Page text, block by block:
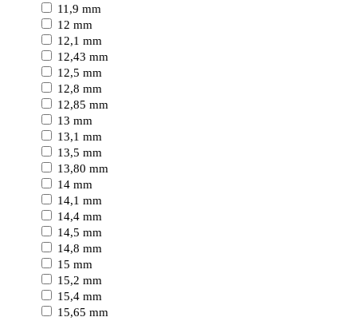
11,9 mm
12 mm
12,1 mm
12,43 mm
12,5 mm
12,8 mm
12,85 mm
13 mm
13,1 mm
13,5 mm
13,80 mm
14 mm
14,1 mm
14,4 mm
14,5 mm
14,8 mm
15 mm
15,2 mm
15,4 mm
15,65 mm